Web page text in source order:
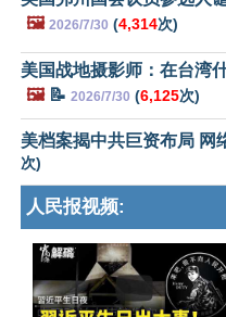
🖼️ 2026/7/30 (4,314次)
美国战地摄影师：在台湾
🖼️📝 2026/7/30 (6,125次)
美档案揭中共巨资布局 网
次)
人民报视频: